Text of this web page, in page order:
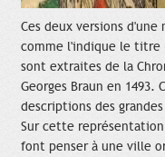
Ces deux versions
comme l'indique le titre
sont extraites de la
Georges Braun en
descriptions des
Sur cette
font penser à une ville